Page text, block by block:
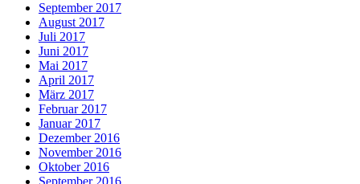
September 2017
August 2017
Juli 2017
Juni 2017
Mai 2017
April 2017
März 2017
Februar 2017
Januar 2017
Dezember 2016
November 2016
Oktober 2016
September 2016